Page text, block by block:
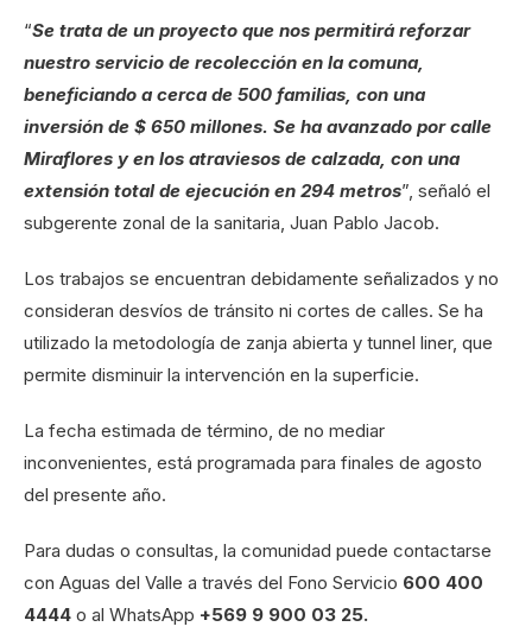
“Se trata de un proyecto que nos permitirá reforzar
nuestro servicio de recolección en la comuna,
beneficiando a cerca de 500 familias, con una
inversión de $ 650 millones. Se ha avanzado por calle
Miraflores y en los atraviesos de calzada, con una
extensión total de ejecución en 294 metros”, señaló el
subgerente zonal de la sanitaria, Juan Pablo Jacob.
Los trabajos se encuentran debidamente señalizados y no
consideran desvíos de tránsito ni cortes de calles. Se ha
utilizado la metodología de zanja abierta y tunnel liner, que
permite disminuir la intervención en la superficie.
La fecha estimada de término, de no mediar
inconvenientes, está programada para finales de agosto
del presente año.
Para dudas o consultas, la comunidad puede contactarse
con Aguas del Valle a través del Fono Servicio 600 400
4444 o al WhatsApp +569 9 900 03 25.